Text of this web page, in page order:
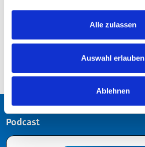
Alle zulassen
Auswahl erlauben
Ablehnen
Podcast